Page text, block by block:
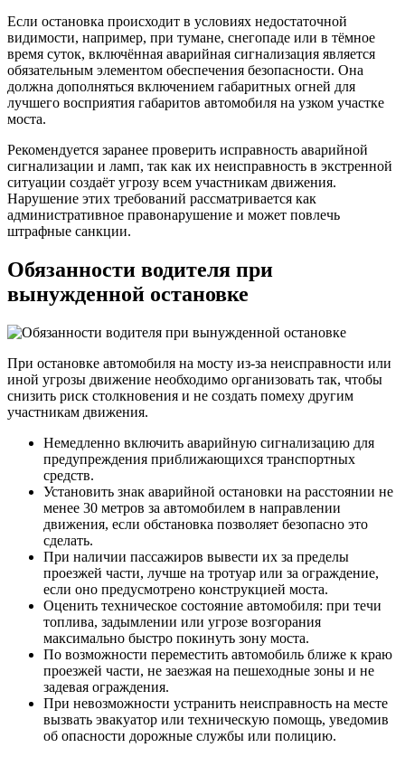
Если остановка происходит в условиях недостаточной
видимости, например, при тумане, снегопаде или в тёмное
время суток, включённая аварийная сигнализация является
обязательным элементом обеспечения безопасности. Она
должна дополняться включением габаритных огней для
лучшего восприятия габаритов автомобиля на узком участке
моста.
Рекомендуется заранее проверить исправность аварийной
сигнализации и ламп, так как их неисправность в экстренной
ситуации создаёт угрозу всем участникам движения.
Нарушение этих требований рассматривается как
административное правонарушение и может повлечь
штрафные санкции.
Обязанности водителя при
вынужденной остановке
При остановке автомобиля на мосту из-за неисправности или
иной угрозы движение необходимо организовать так, чтобы
снизить риск столкновения и не создать помеху другим
участникам движения.
Немедленно включить аварийную сигнализацию для
предупреждения приближающихся транспортных
средств.
Установить знак аварийной остановки на расстоянии не
менее 30 метров за автомобилем в направлении
движения, если обстановка позволяет безопасно это
сделать.
При наличии пассажиров вывести их за пределы
проезжей части, лучше на тротуар или за ограждение,
если оно предусмотрено конструкцией моста.
Оценить техническое состояние автомобиля: при течи
топлива, задымлении или угрозе возгорания
максимально быстро покинуть зону моста.
По возможности переместить автомобиль ближе к краю
проезжей части, не заезжая на пешеходные зоны и не
задевая ограждения.
При невозможности устранить неисправность на месте
вызвать эвакуатор или техническую помощь, уведомив
об опасности дорожные службы или полицию.